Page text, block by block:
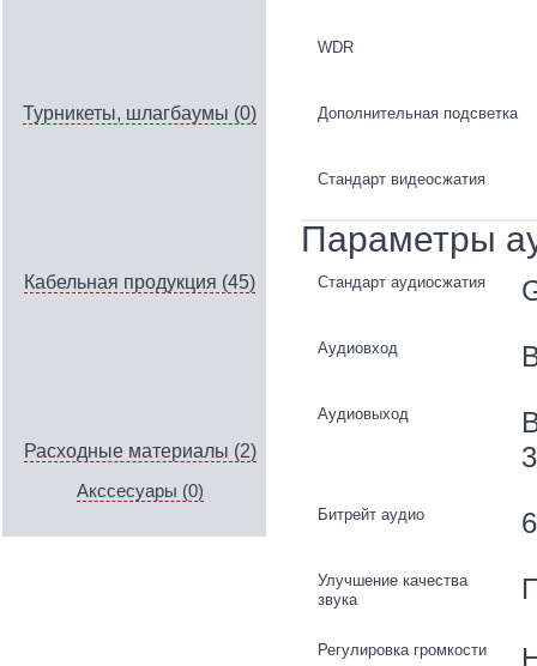
Турникеты, шлагбаумы (0)
Кабельная продукция (45)
Расходные материалы (2)
Акссесуары (0)
WDR
Дополнительная подсветка
Стандарт видеосжатия
Параметры
Стандарт аудиосжатия
Аудиовход
Аудиовыход
Битрейт аудио
Улучшение качества
звука
Регулировка громкости